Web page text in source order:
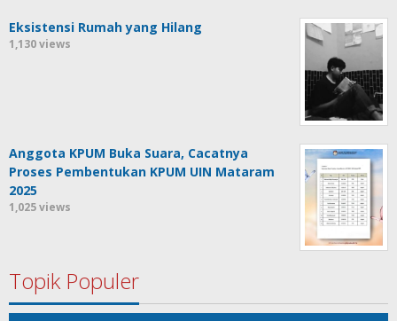
Eksistensi Rumah yang Hilang
1,130 views
Anggota KPUM Buka Suara, Cacatnya
Proses Pembentukan KPUM UIN Mataram
2025
1,025 views
Topik Populer